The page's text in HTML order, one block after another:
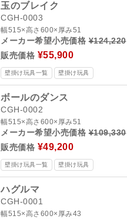
玉のブレイク
CGH-0003
幅515×高さ600×厚み51
メーカー希望小売価格¥124,220
販売価格 ¥55,900
壁掛け玩具一覧 壁掛け玩具
ボールのダンス
CGH-0002
幅515×高さ600×厚み51
メーカー希望小売価格¥109,330
販売価格 ¥49,200
壁掛け玩具一覧 壁掛け玩具
ハグルマ
CGH-0001
幅515×高さ600×厚み43